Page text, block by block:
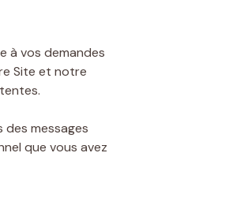
à vos demandes
Site et notre
messages
que vous avez